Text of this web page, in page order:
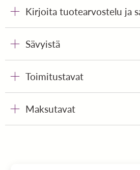
Kirjoita tuotearvostelu ja
Sävyistä
Toimitustavat
Maksutavat